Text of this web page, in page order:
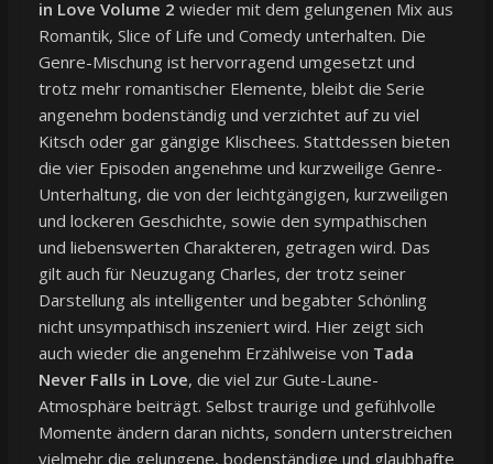
in Love Volume 2 wieder mit dem gelungenen Mix aus
Romantik, Slice of Life und Comedy unterhalten. Die
Genre-Mischung ist hervorragend umgesetzt und
trotz mehr romantischer Elemente, bleibt die Serie
angenehm bodenständig und verzichtet auf zu viel
Kitsch oder gar gängige Klischees. Stattdessen bieten
die vier Episoden angenehme und kurzweilige Genre-
Unterhaltung, die von der leichtgängigen, kurzweiligen
und lockeren Geschichte, sowie den sympathischen
und liebenswerten Charakteren, getragen wird. Das
gilt auch für Neuzugang Charles, der trotz seiner
Darstellung als intelligenter und begabter Schönling
nicht unsympathisch inszeniert wird. Hier zeigt sich
auch wieder die angenehm Erzählweise von Tada
Never Falls in Love, die viel zur Gute-Laune-
Atmosphäre beiträgt. Selbst traurige und gefühlvolle
Momente ändern daran nichts, sondern unterstreichen
vielmehr die gelungene, bodenständige und glaubhafte